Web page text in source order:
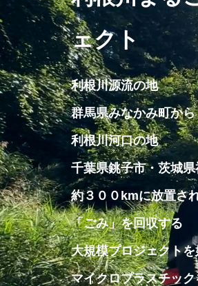
ェクト
利根川源流の地
群馬県みなかみ町から
利根川河口の地
千葉県銚子市・茨城
約３００kmに放置さ
「ごみ」を回収する
大規模プロジェクト
マイクロプラスチッ